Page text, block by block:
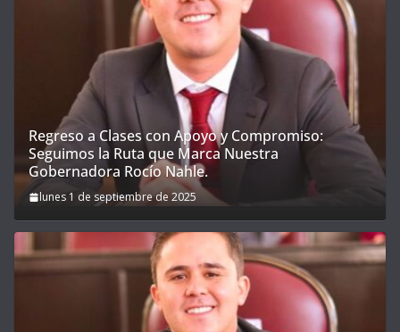
Regreso a Clases con Apoyo y Compromiso:
Seguimos la Ruta que Marca Nuestra
Gobernadora Rocío Nahle.
lunes 1 de septiembre de 2025